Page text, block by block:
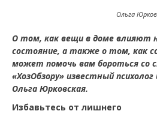
Ольга
О том, как вещи в доме влияют
состояние, а также о том, как
может помочь вам бороться со
«ХозОбзору» известный
Ольга Юрковская.
Избавьтесь от лишнего